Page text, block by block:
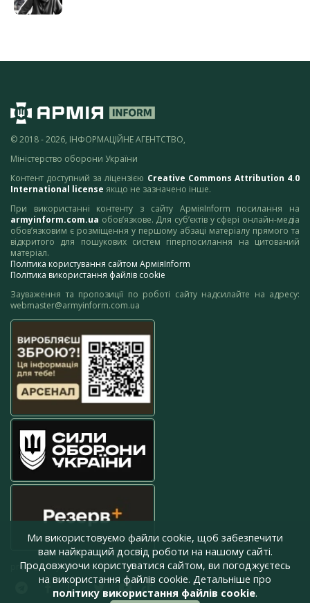
© 2018 - 2026, ІНФОРМАЦІЙНЕ АГЕНТСТВО,
Міністерство оборони України
Контент доступний за ліцензією Creative Commons Attribution 4.0
International license якщо не зазначено інше.
При використанні контенту з сайту АрміяInform посилання на
armyinform.com.ua обов’язкове. Для суб’єктів у сфері онлайн-медіа
обов’язковим є розміщення у першому абзаці матеріалу прямого та
відкритого для пошукових систем гіперпосилання на цитований
матеріал.
Політика користування сайтом АрміяInform
Політика використання файлів cookie
Зауваження та пропозиції по роботі сайту надсилайте на адресу:
webmaster@armyinform.com.ua
press@armyinform.com.ua
Ми використовуємо файли cookie, щоб забезпечити
вам найкращий досвід роботи на нашому сайті.
Продовжуючи користуватися сайтом, ви погоджуєтесь
на використання файлів cookie. Детальніше про
політику використання файлів cookie.